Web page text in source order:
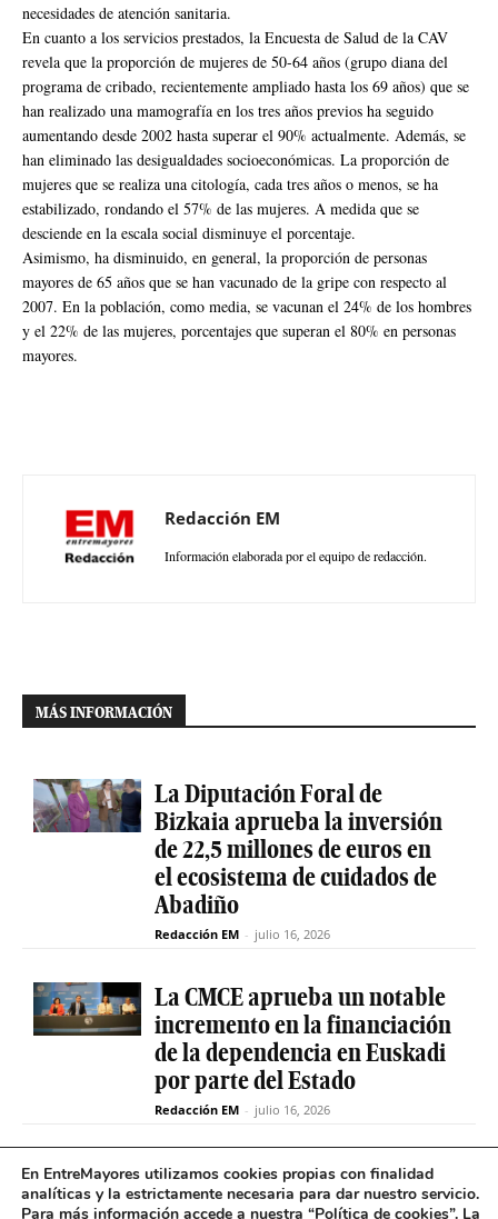
necesidades de atención sanitaria.
En cuanto a los servicios prestados, la Encuesta de Salud de la CAV
revela que la proporción de mujeres de 50-64 años (grupo diana del
programa de cribado, recientemente ampliado hasta los 69 años) que se
han realizado una mamografía en los tres años previos ha seguido
aumentando desde 2002 hasta superar el 90% actualmente. Además, se
han eliminado las desigualdades socioeconómicas. La proporción de
mujeres que se realiza una citología, cada tres años o menos, se ha
estabilizado, rondando el 57% de las mujeres. A medida que se
desciende en la escala social disminuye el porcentaje.
Asimismo, ha disminuido, en general, la proporción de personas
mayores de 65 años que se han vacunado de la gripe con respecto al
2007. En la población, como media, se vacunan el 24% de los hombres
y el 22% de las mujeres, porcentajes que superan el 80% en personas
mayores.
Redacción EM
Información elaborada por el equipo de redacción.
MÁS INFORMACIÓN
La Diputación Foral de
Bizkaia aprueba la inversión
de 22,5 millones de euros en
el ecosistema de cuidados de
Abadiño
Redacción EM - julio 16, 2026
La CMCE aprueba un notable
incremento en la financiación
de la dependencia en Euskadi
por parte del Estado
Redacción EM - julio 16, 2026
El servicio de teleasistencia
betiON prueba un nuevo
En EntreMayores utilizamos cookies propias con finalidad
analíticas y la estrictamente necesaria para dar nuestro servicio.
Para más información accede a nuestra “Política de cookies”. La